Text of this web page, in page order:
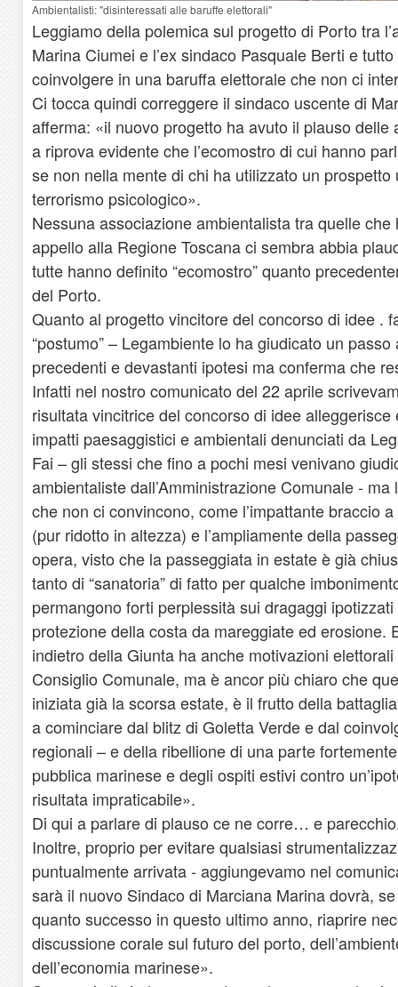
Ambientalisti: "disinteressati alle baruffe elettorali"
Leggiamo della polemica sul progetto di Porto tra
Marina Ciumei e l’ex sindaco Pasquale Berti e
coinvolgere in una baruffa elettorale che non ci
Ci tocca quindi correggere il sindaco uscente di
afferma: «il nuovo progetto ha avuto il plauso delle
a riprova evidente che l’ecomostro di cui hanno
se non nella mente di chi ha utilizzato un
terrorismo psicologico».
Nessuna associazione ambientalista tra quelle
appello alla Regione Toscana ci sembra abbia
tutte hanno definito “ecomostro” quanto
del Porto.
Quanto al progetto vincitore del concorso di idee .
“postumo” – Legambiente lo ha giudicato un
precedenti e devastanti ipotesi ma conferma che
Infatti nel nostro comunicato del 22 aprile
risultata vincitrice del concorso di idee
impatti paesaggistici e ambientali denunciati da
Fai – gli stessi che fino a pochi mesi venivano
ambientaliste dall’Amministrazione Comunale -
che non ci convincono, come l’impattante braccio
(pur ridotto in altezza) e l’ampliamente della
opera, visto che la passeggiata in estate è già
tanto di “sanatoria” di fatto per qualche
permangono forti perplessità sui dragaggi
protezione della costa da mareggiate ed erosione.
indietro della Giunta ha anche motivazioni
Consiglio Comunale, ma è ancor più chiaro che
iniziata già la scorsa estate, è il frutto della
a cominciare dal blitz di Goletta Verde e dal
regionali – e della ribellione di una parte
pubblica marinese e degli ospiti estivi contro
risultata impraticabile».
Di qui a parlare di plauso ce ne corre… e
Inoltre, proprio per evitare qualsiasi
puntualmente arrivata - aggiungevamo nel
sarà il nuovo Sindaco di Marciana Marina dovrà,
quanto successo in questo ultimo anno, riaprire
discussione corale sul futuro del porto,
dell’economia marinese».